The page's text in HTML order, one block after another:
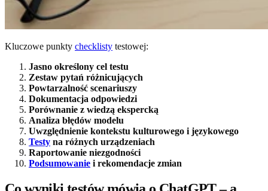
Kluczowe punkty checklisty testowej:
Jasno określony cel testu
Zestaw pytań różnicujących
Powtarzalność scenariuszy
Dokumentacja odpowiedzi
Porównanie z wiedzą ekspercką
Analiza błędów modelu
Uwzględnienie kontekstu kulturowego i językowego
Testy na różnych urządzeniach
Raportowanie niezgodności
Podsumowanie i rekomendacje zmian